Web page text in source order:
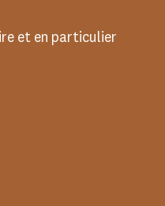
et en particulier